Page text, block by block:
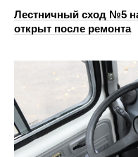
Лестничный сход №5
открыт после ремонта